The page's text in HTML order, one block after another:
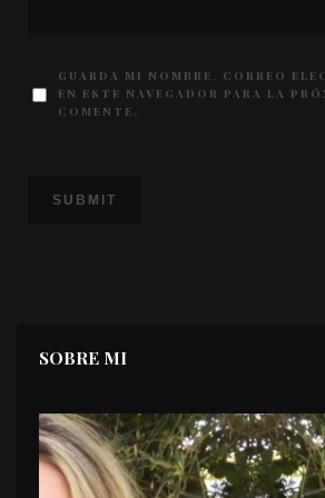
GUARDA MI NOMBRE, CORREO
EN ESTE NAVEGADOR PARA LA
COMENTE.
SOBRE MI